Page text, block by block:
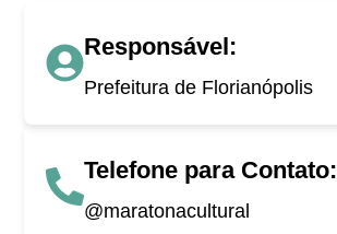
Responsável:
Prefeitura de Florianópolis
Telefone para Contato:
@maratonacultural